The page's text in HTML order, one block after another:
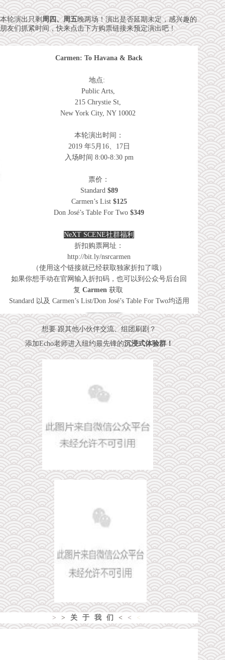
本轮演出只剩周四、周五晚两场！演出是否延期未定，感兴趣的
朋友们抓紧时间，快来点击下方购票链接来预定演出吧！
Carmen: To Havana & Back
地点:
Public Arts,
215 Chrystie St,
New York City, NY 10002
本轮演出时间：
2019 年5月16、17日
入场时间 8:00-8:30 pm
票价：
Standard $89
Carmen’s List $125
Don José’s Table For Two$349
NeXT SCENE社群福利
折扣购票网址：
http://bit.ly/nsrcarmen
（使用这个链接就已经获取独家折扣了哦）
如果你想手动在官网输入折扣码，也可以到公众号后台回
复 Carmen 获取
Standard 以及 Carmen’s List/Don José’s Table For Two均适用
想要 跟其他小伙伴交流、组团刷剧？
添加Echo老师进入纽约最先锋的沉浸式体验群！
>> 关于我们< < <